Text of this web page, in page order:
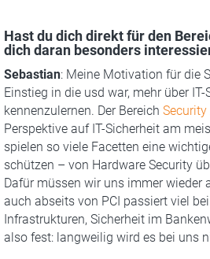
Hast du dich direkt für den
dich daran besonders
Sebastian: Meine Motivation für die
Einstieg in die usd war, mehr über
kennenzulernen. Der Bereich
Perspektive auf IT-Sicherheit am
spielen so viele Facetten eine
schützen – von Hardware Security
Dafür müssen wir uns immer wieder
auch abseits von PCI passiert viel
Infrastrukturen, Sicherheit im
also fest: langweilig wird es bei uns